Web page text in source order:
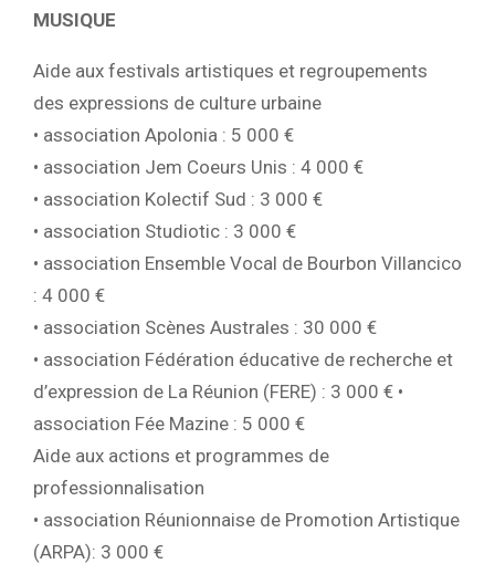
MUSIQUE
Aide aux festivals artistiques et regroupements
des expressions de culture urbaine
• association Apolonia : 5 000 €
• association Jem Coeurs Unis : 4 000 €
• association Kolectif Sud : 3 000 €
• association Studiotic : 3 000 €
• association Ensemble Vocal de Bourbon Villancico
: 4 000 €
• association Scènes Australes : 30 000 €
• association Fédération éducative de recherche et
d’expression de La Réunion (FERE) : 3 000 € •
association Fée Mazine : 5 000 €
Aide aux actions et programmes de
professionnalisation
• association Réunionnaise de Promotion Artistique
(ARPA): 3 000 €